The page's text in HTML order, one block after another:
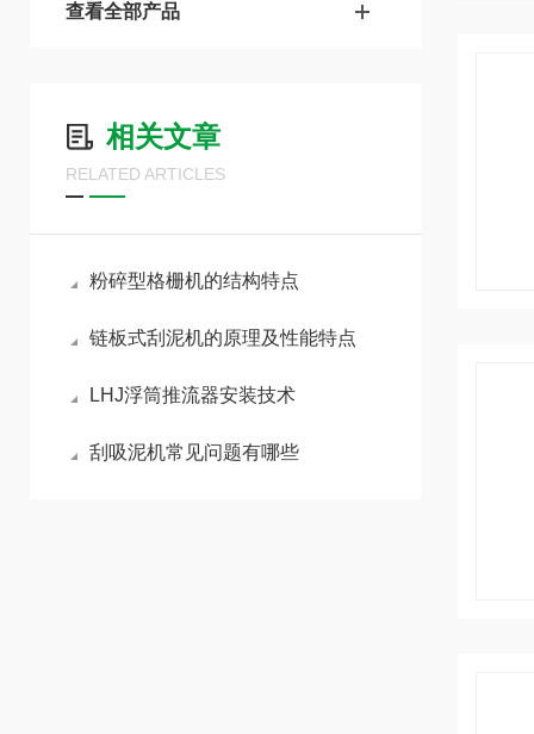
查看全部产品
相关文章
RELATED ARTICLES
粉碎型格栅机的结构特点
链板式刮泥机的原理及性能特点
LHJ浮筒推流器安装技术
刮吸泥机常见问题有哪些